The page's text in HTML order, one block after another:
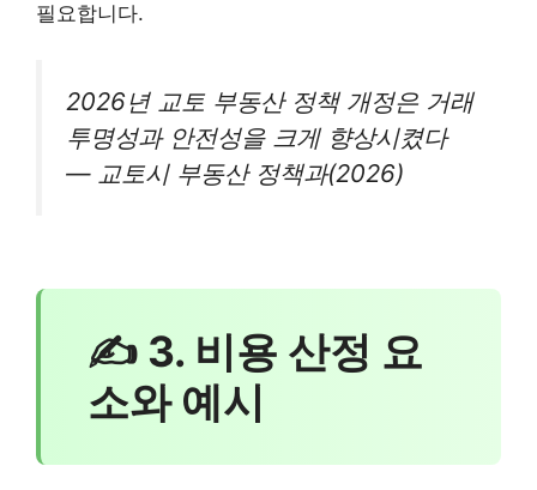
필요합니다.
2026년 교토 부동산 정책 개정은 거래
투명성과 안전성을 크게 향상시켰다
— 교토시 부동산 정책과(2026)
✍ 3. 비용 산정 요
소와 예시